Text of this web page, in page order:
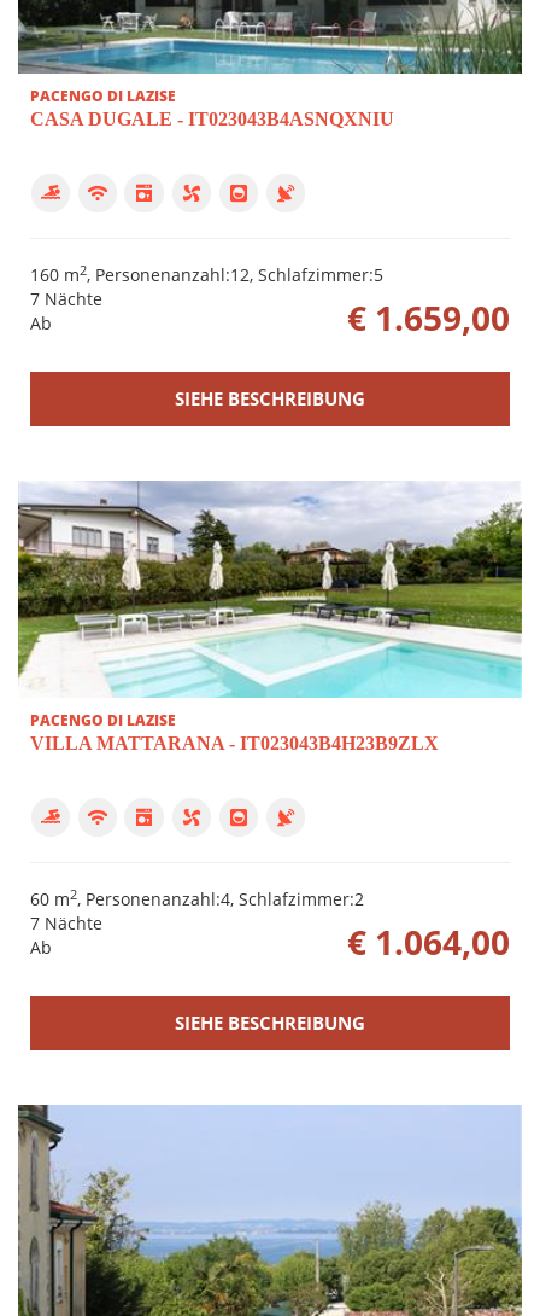
Schlafzimmer
0
4
5
Ausstattung
Wi-Fi
Spülmaschine
Klimaanlage
Waschmaschine
SAT-TV
Ich reise mit 1 Haustier
privater Tennisplatz
PACENGO DI LAZISE
CASA DUGALE - IT023043B4ASNQXNIU
160 m2, Personenanzahl:12, Schlafzimmer:5
€ 1.659,00
7 Nächte
Ab
SIEHE BESCHREIBUNG
PACENGO DI LAZISE
VILLA MATTARANA - IT023043B4H23B9ZLX
60 m2, Personenanzahl:4, Schlafzimmer:2
€ 1.064,00
7 Nächte
Ab
SIEHE BESCHREIBUNG